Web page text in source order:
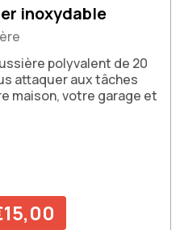
inoxydable
polyvalent de 20
attaquer aux tâches
maison, votre garage et